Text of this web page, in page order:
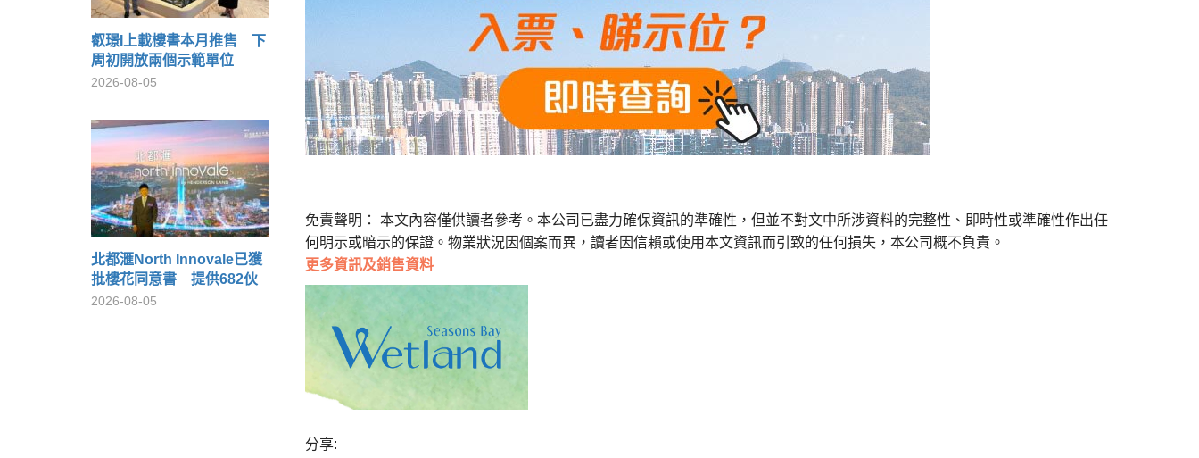
叡璟I上載樓書本月推售 下
周初開放兩個示範單位
2026-08-05
北都滙North Innovale已獲
批樓花同意書 提供682伙
2026-08-05
免責聲明： 本文內容僅供讀者參考。本公司已盡力確保資訊的準確性，但並不對文中所涉資料的完整性、即時性或準確性作出任
何明示或暗示的保證。物業狀況因個案而異，讀者因信賴或使用本文資訊而引致的任何損失，本公司概不負責。
更多資訊及銷售資料
分享: